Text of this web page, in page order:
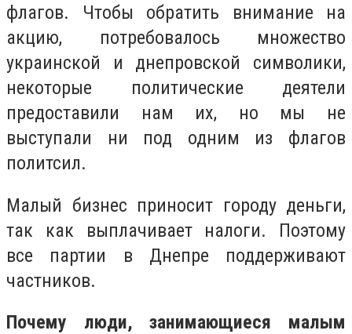
флагов. Чтобы обратить внимание на
акцию, потребовалось множество
украинской и днепровской символики,
некоторые политические деятели
предоставили нам их, но мы не
выступали ни под одним из флагов
политсил.
Малый бизнес приносит городу деньги,
так как выплачивает налоги. Поэтому
все партии в Днепре поддерживают
частников.
Почему люди, занимающиеся малым